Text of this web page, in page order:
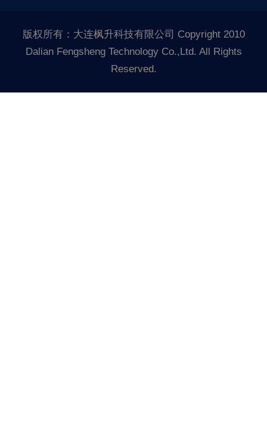
版权所有：大连枫升科技有限公司 Copyright 2010
Dalian Fengsheng Technology Co.,Ltd. All Rights
Reserved.